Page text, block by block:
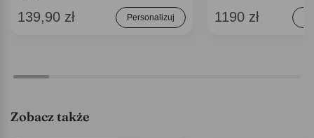
139,90 zł Personalizuj 1190 zł
Zobacz także